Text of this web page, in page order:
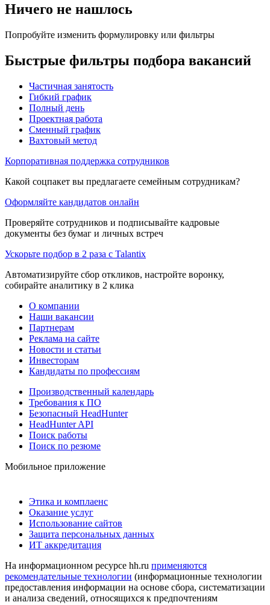
Ничего не нашлось
Попробуйте изменить формулировку или фильтры
Быстрые фильтры подбора вакансий
Частичная занятость
Гибкий график
Полный день
Проектная работа
Сменный график
Вахтовый метод
Корпоративная поддержка сотрудников
Какой соцпакет вы предлагаете семейным сотрудникам?
Оформляйте кандидатов онлайн
Проверяйте сотрудников и подписывайте кадровые
документы без бумаг и личных встреч
Ускорьте подбор в 2 раза с Talantix
Автоматизируйте сбор откликов, настройте воронку,
собирайте аналитику в 2 клика
О компании
Наши вакансии
Партнерам
Реклама на сайте
Новости и статьи
Инвесторам
Кандидаты по профессиям
Производственный календарь
Требования к ПО
Безопасный HeadHunter
HeadHunter API
Поиск работы
Поиск по резюме
Мобильное приложение
Этика и комплаенс
Оказание услуг
Использование сайтов
Защита персональных данных
ИТ аккредитация
На информационном ресурсе hh.ru применяются
рекомендательные технологии (информационные технологии
предоставления информации на основе сбора, систематизации
и анализа сведений, относящихся к предпочтениям